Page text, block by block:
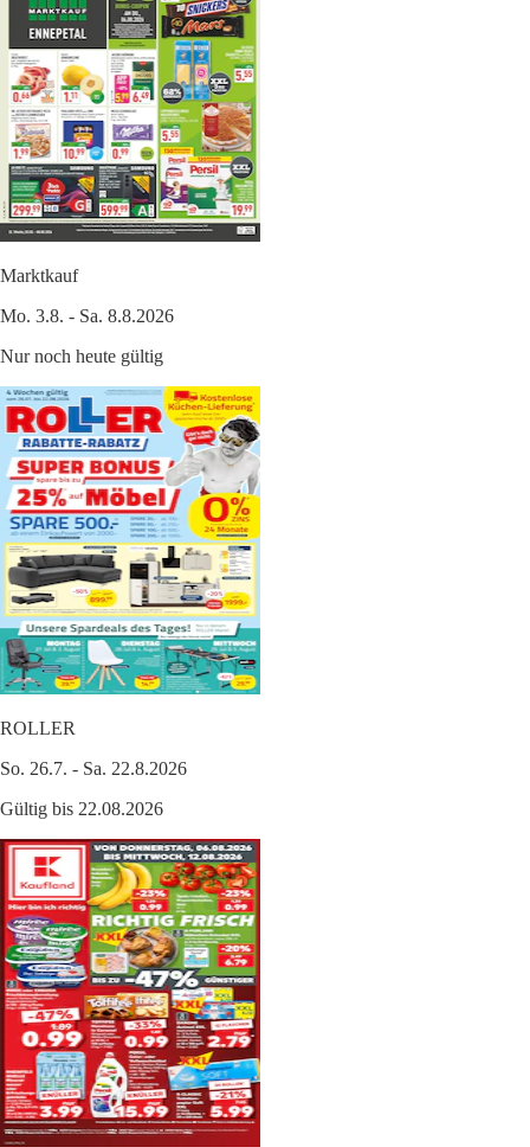
Marktkauf
Mo. 3.8. - Sa. 8.8.2026
Nur noch heute gültig
ROLLER
So. 26.7. - Sa. 22.8.2026
Gültig bis 22.08.2026